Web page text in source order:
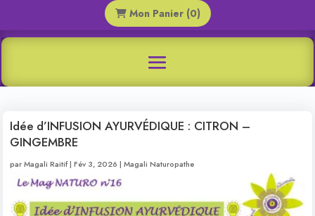
Mon Panier (0)
Idée d’INFUSION AYURVÉDIQUE : CITRON –
GINGEMBRE
parMagali Raitif|Fév 3, 2026 |Magali Naturopathe